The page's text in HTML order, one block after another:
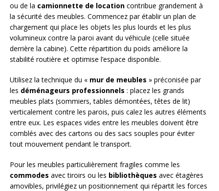
ou de la camionnette de location contribue grandement à
la sécurité des meubles. Commencez par établir un plan de
chargement qui place les objets les plus lourds et les plus
volumineux contre la paroi avant du véhicule (celle située
derrière la cabine). Cette répartition du poids améliore la
stabilité routière et optimise l’espace disponible.
Utilisez la technique du « mur de meubles » préconisée par
les déménageurs professionnels : placez les grands
meubles plats (sommiers, tables démontées, têtes de lit)
verticalement contre les parois, puis calez les autres éléments
entre eux. Les espaces vides entre les meubles doivent être
comblés avec des cartons ou des sacs souples pour éviter
tout mouvement pendant le transport.
Pour les meubles particulièrement fragiles comme les
commodes avec tiroirs ou les bibliothèques avec étagères
amovibles, privilégiez un positionnement qui répartit les forces